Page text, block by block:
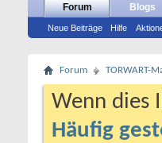
Forum
Neue Beiträge Hilfe
Blogs
Forum TORWART-
Wenn dies
Häufig